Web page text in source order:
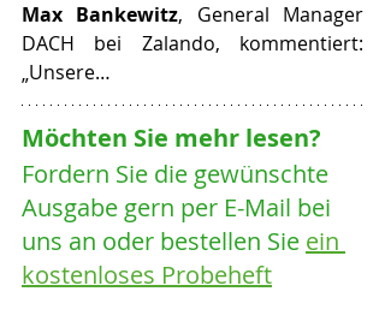
Max Bankewitz, General Manager
DACH bei Zalando, kommentiert:
„Unsere…
Möchten Sie mehr lesen?
Fordern Sie die gewünschte
Ausgabe gern per E-Mail bei
uns an oder bestellen Sie ein
kostenloses Probeheft